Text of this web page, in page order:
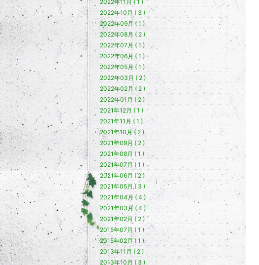
2022年11月 ( 1 )
2022年10月 ( 3 )
2022年09月 ( 1 )
2022年08月 ( 2 )
2022年07月 ( 1 )
2022年06月 ( 1 )
2022年05月 ( 1 )
2022年03月 ( 2 )
2022年02月 ( 2 )
2022年01月 ( 2 )
2021年12月 ( 1 )
2021年11月 ( 1 )
2021年10月 ( 2 )
2021年09月 ( 2 )
2021年08月 ( 1 )
2021年07月 ( 1 )
2021年06月 ( 2 )
2021年05月 ( 3 )
2021年04月 ( 4 )
2021年03月 ( 4 )
2021年02月 ( 2 )
2015年07月 ( 1 )
2015年02月 ( 1 )
2013年11月 ( 2 )
2013年10月 ( 3 )